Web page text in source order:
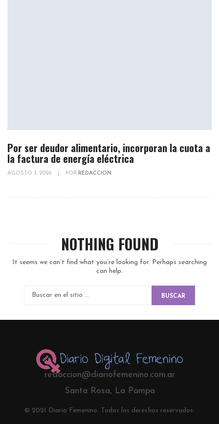
Por ser deudor alimentario, incorporan la cuota a
la factura de energía eléctrica
AGOSTO 3, 2026 POR REDACCION
NOTHING FOUND
It seems we can’t find what you’re looking for. Perhaps searching
can help.
BUSCAR
redaccion@diariofemenino.com.ar
Santa Rosa, La Pampa
© 2021 Diario Femenino. Todos los derechos reservados.